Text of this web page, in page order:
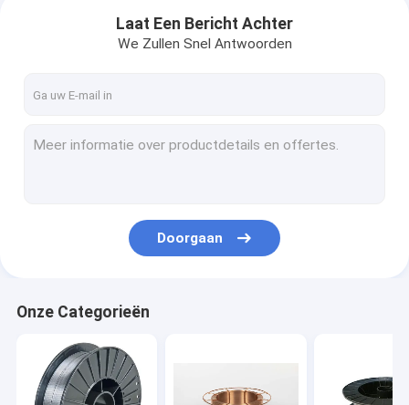
Laat Een Bericht Achter
We Zullen Snel Antwoorden
Doorgaan
Onze Categorieën